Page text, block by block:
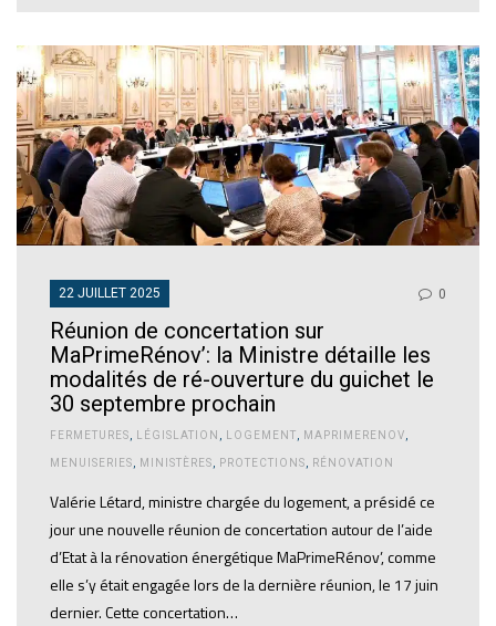
22 JUILLET 2025 0
Réunion de concertation sur
MaPrimeRénov’: la Ministre détaille les
modalités de ré-ouverture du guichet le
30 septembre prochain
FERMETURES, LÉGISLATION , LOGEMENT , MAPRIMERENOV,
MENUISERIES, MINISTÈRES, PROTECTIONS, RÉNOVATION
Valérie Létard, ministre chargée du logement, a présidé ce
jour une nouvelle réunion de concertation autour de l’aide
d’Etat à la rénovation énergétique MaPrimeRénov’, comme
elle s’y était engagée lors de la dernière réunion, le 17 juin
dernier. Cette concertation…